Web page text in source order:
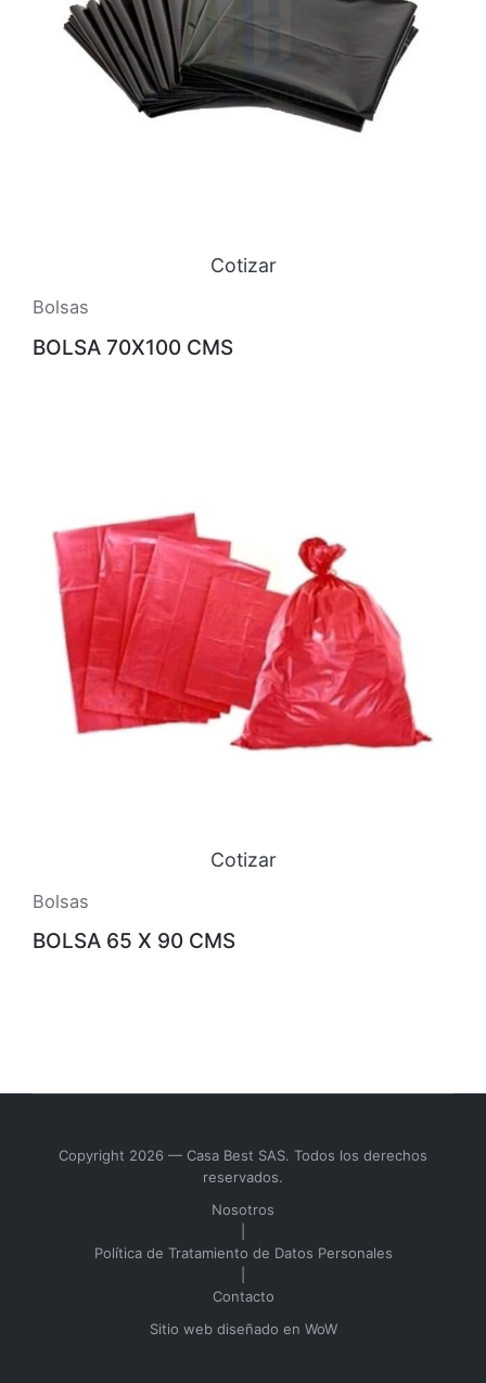
Cotizar
Bolsas
BOLSA 70X100 CMS
Cotizar
Bolsas
BOLSA 65 X 90 CMS
Copyright 2026 — Casa Best SAS. Todos los derechos
reservados.
Nosotros
Política de Tratamiento de Datos Personales
Contacto
Sitio web diseñado en WoW